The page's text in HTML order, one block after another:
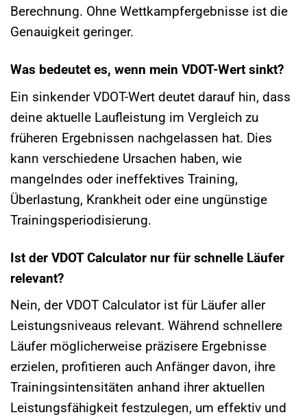
Berechnung. Ohne Wettkampfergebnisse ist die
Genauigkeit geringer.
Was bedeutet es, wenn mein VDOT-Wert sinkt?
Ein sinkender VDOT-Wert deutet darauf hin, dass
deine aktuelle Laufleistung im Vergleich zu
früheren Ergebnissen nachgelassen hat. Dies
kann verschiedene Ursachen haben, wie
mangelndes oder ineffektives Training,
Überlastung, Krankheit oder eine ungünstige
Trainingsperiodisierung.
Ist der VDOT Calculator nur für schnelle Läufer
relevant?
Nein, der VDOT Calculator ist für Läufer aller
Leistungsniveaus relevant. Während schnellere
Läufer möglicherweise präzisere Ergebnisse
erzielen, profitieren auch Anfänger davon, ihre
Trainingsintensitäten anhand ihrer aktuellen
Leistungsfähigkeit festzulegen, um effektiv und